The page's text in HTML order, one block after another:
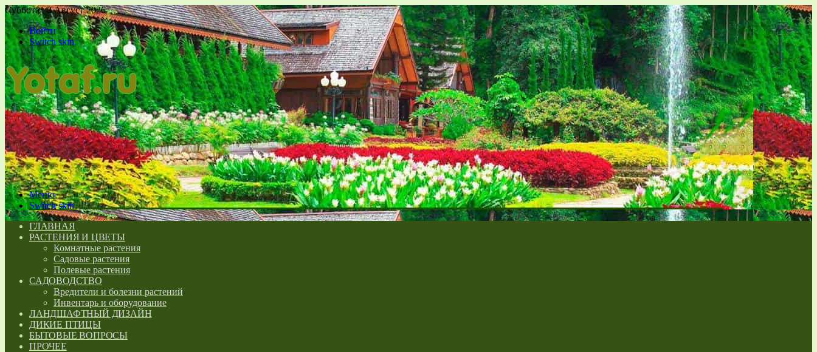
Суббота , 8 Август 2026
Войти
Switch skin
Меню
Switch skin
ГЛАВНАЯ
РАСТЕНИЯ И ЦВЕТЫ
Комнатные растения
Садовые растения
Полевые растения
САДОВОДСТВО
Вредители и болезни растений
Инвентарь и оборудование
ЛАНДШАФТНЫЙ ДИЗАЙН
ДИКИЕ ПТИЦЫ
БЫТОВЫЕ ВОПРОСЫ
ПРОЧЕЕ